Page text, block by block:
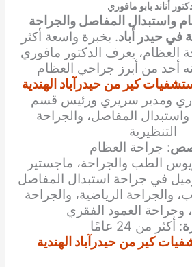
أناند بابو مافوري
واستبدال المفاصل والجراحة
في حيدر أباد. بخبرة واسعة أكثر
يعرف الدكتور مافوري
أحد من أبرز جراحي العظام
كير من حيدرآباد الهندية
ومدير سريري ورئيس قسم
المفاصل، والجراحة
التنظيرية
: جراحة العظام
الطب والجراحة، ماجستير
في جراحة استبدال المفاصل
والجراحة الرياضية، والجراحة
وجراحة العمود الفقري
: أكثر من 24 عامًا
كير من حيدرآباد الهندية